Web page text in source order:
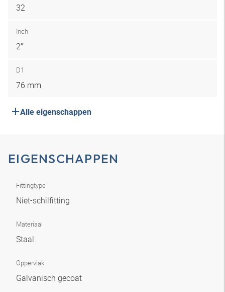
32
Inch
2″
D1
76 mm
Alle eigenschappen
EIGENSCHAPPEN
Fittingtype
Niet-schilfitting
Materiaal
Staal
Oppervlak
Galvanisch gecoat